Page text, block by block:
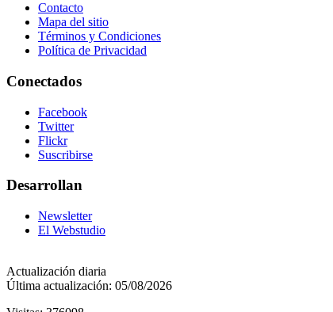
Contacto
Mapa del sitio
Términos y Condiciones
Política de Privacidad
Conectados
Facebook
Twitter
Flickr
Suscribirse
Desarrollan
Newsletter
El Webstudio
Actualización diaria
Última actualización: 05/08/2026